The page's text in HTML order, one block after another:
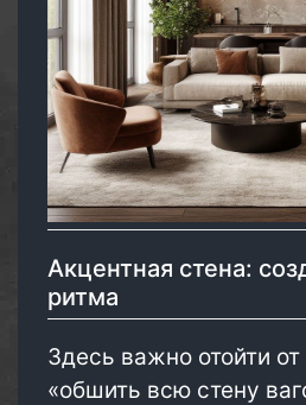
Акцентная стена:
ритма
Здесь важно отойти от
«обшить всю стену